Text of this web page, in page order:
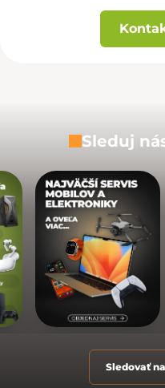
Sleduj
Sledovať